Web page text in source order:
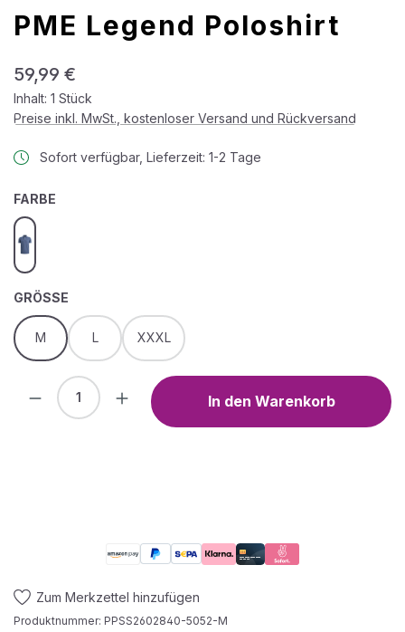
PME Legend Poloshirt
Regulärer Preis:
59,99 €
Inhalt: 1 Stück
Preise inkl. MwSt., kostenloser Versand und Rückversand
Sofort verfügbar, Lieferzeit: 1-2 Tage
FARBE
bijou blue
GRÖSSE
M L XXXL
Produkt Anzahl: Gib den gewünschten
In den Warenkorb
Zum Merkzettel hinzufügen
Produktnummer: PPSS2602840-5052-M